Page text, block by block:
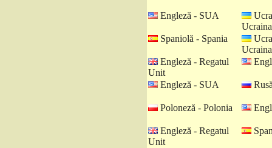
Engleză - SUA
Ucraina
Spaniolă - Spania
Ucraina
Engleză - Regatul
Unit
Engleză - SUA
Poloneză - Polonia
Engleză - Regatul
Unit